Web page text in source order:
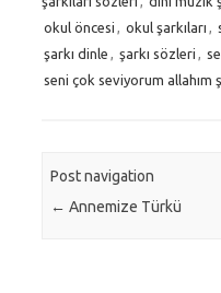
okul öncesi , okul şarkıları ,
şarkı dinle , şarkı sözleri ,
seni çok seviyorum allahım
Post navigation
← Annemize Türkü